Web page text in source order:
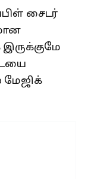
சைடர்
மேஜிக்